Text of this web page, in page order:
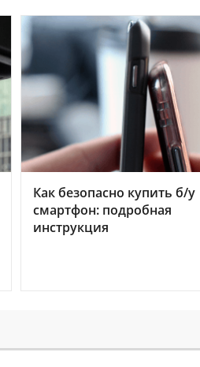
Как безопасно купить б/у
смартфон: подробная
инструкция